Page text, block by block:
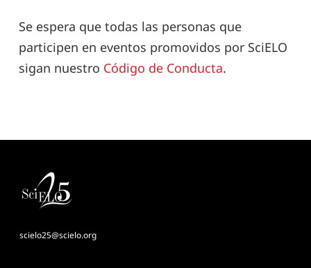
Se espera que todas las personas que
participen en eventos promovidos por SciELO
sigan nuestro Código de Conducta.
scielo25@scielo.org